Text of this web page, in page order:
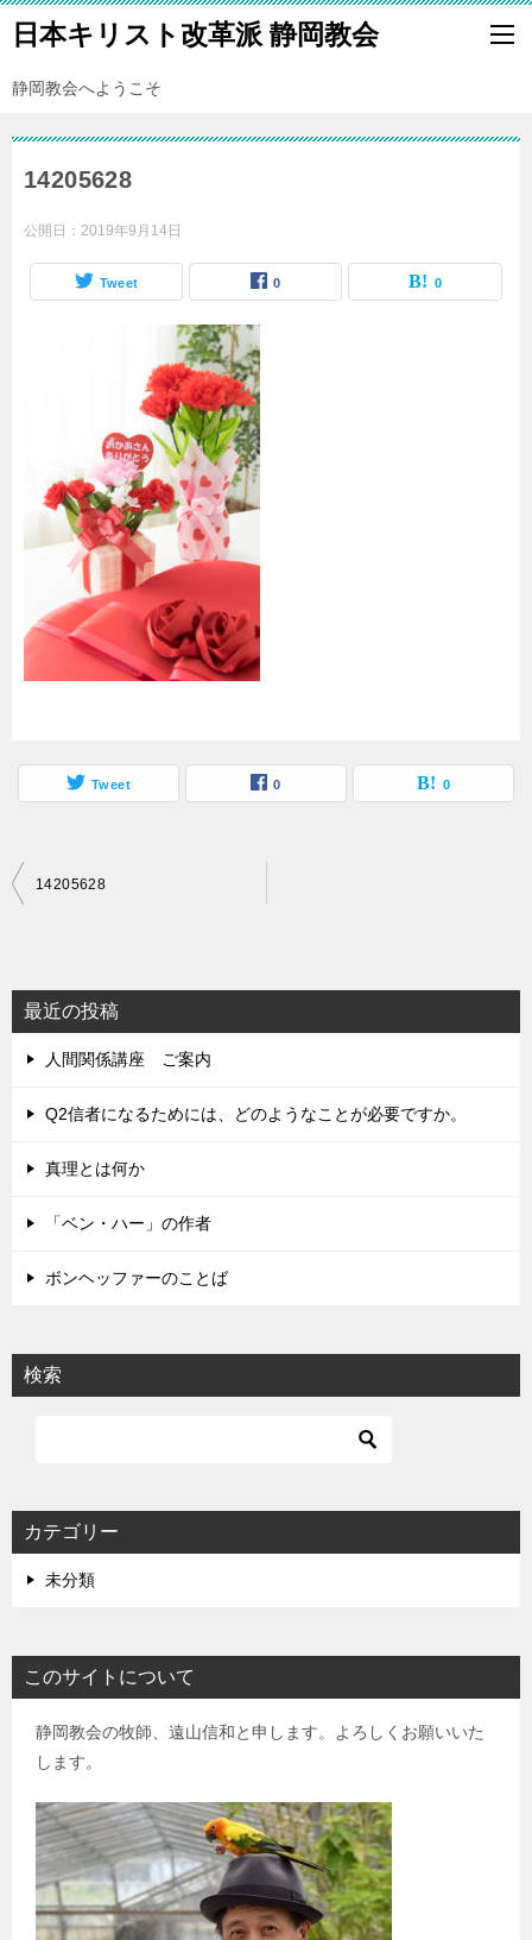
日本キリスト改革派 静岡教会
静岡教会へようこそ
14205628
公開日： 2019年9月14日
Tweet 0 0
Tweet 0 0
投
ビ
ゲ
ー
シ
14205628
最近の投稿
人間関係講座 ご案内
Q2信者になるためには、どのようなことが必要ですか。
真理とは何か
「ベン・ハー」の作者
ボンヘッファーのことば
検索
カテゴリー
未分類
このサイトについて
静岡教会の牧師、遠山信和と申します。よろしくお願いいた
します。